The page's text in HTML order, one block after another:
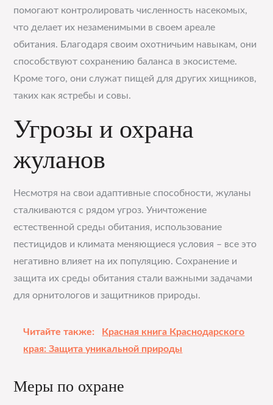
помогают контролировать численность насекомых,
что делает их незаменимыми в своем ареале
обитания. Благодаря своим охотничьим навыкам, они
способствуют сохранению баланса в экосистеме.
Кроме того, они служат пищей для других хищников,
таких как ястребы и совы.
Угрозы и охрана
жуланов
Несмотря на свои адаптивные способности, жуланы
сталкиваются с рядом угроз. Уничтожение
естественной среды обитания, использование
пестицидов и климата меняющиеся условия – все это
негативно влияет на их популяцию. Сохранение и
защита их среды обитания стали важными задачами
для орнитологов и защитников природы.
Читайте также:
Красная книга Краснодарского
края: Защита уникальной природы
Меры по охране